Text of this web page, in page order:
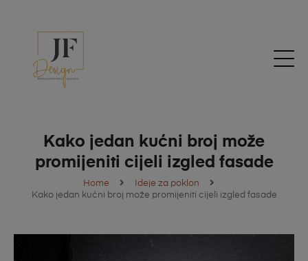
Home
Ideje za poklon
Kako jedan kućni broj može promijeniti cijeli izgled fasade
Kako jedan kućni broj može
promijeniti cijeli izgled fasade